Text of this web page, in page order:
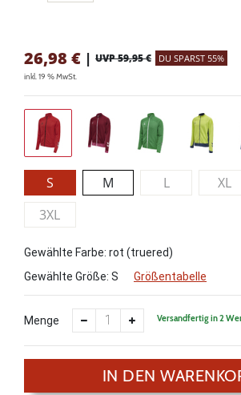
26,98 € | UVP 59,95 € DU SPARST 55%
inkl. 19 % MwSt.
S M L XL
3XL
Gewählte Farbe: rot (truered)
Gewählte Größe: S Größentabelle
Menge Versandfertig in 2
IN DEN